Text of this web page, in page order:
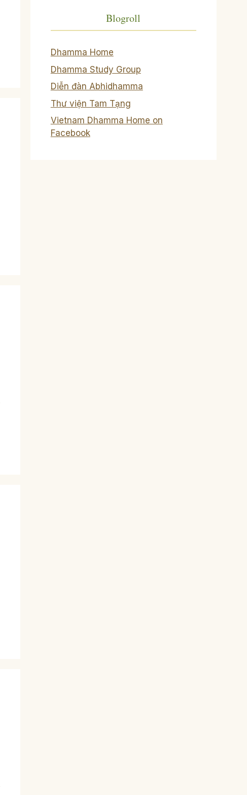
Blogroll
Dhamma Home
Dhamma Study Group
Diễn đàn Abhidhamma
Thư viện Tam Tạng
Vietnam Dhamma Home on
Facebook